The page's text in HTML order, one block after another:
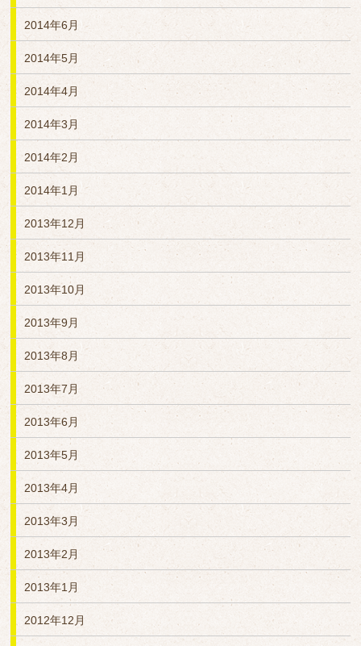
2014年6月
2014年5月
2014年4月
2014年3月
2014年2月
2014年1月
2013年12月
2013年11月
2013年10月
2013年9月
2013年8月
2013年7月
2013年6月
2013年5月
2013年4月
2013年3月
2013年2月
2013年1月
2012年12月